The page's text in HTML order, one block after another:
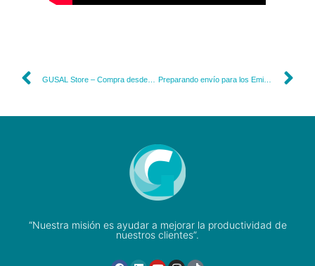
Preparando envío para los Emiratos Árabes Unidos
“Nuestra misión es ayudar a mejorar la productividad de
nuestros clientes”.